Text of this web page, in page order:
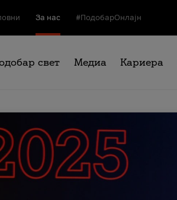
За нас #ПодобарОнлајн
свет Медиа Кариера